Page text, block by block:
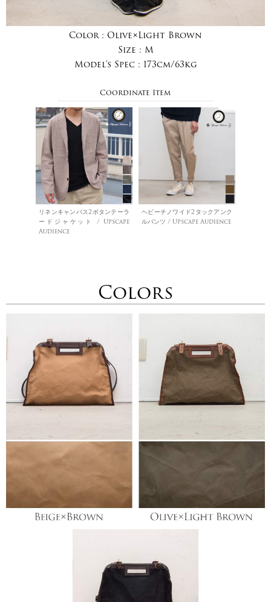
Color : Olive×Light Brown
Size : M
Model's Spec : 173cm/63kg
Coordinate Item
リネンキャンバス2ボタンテーラ
ードジャケット / Upscape
Audience
ヘビーチノワイド2タックアンク
ルパンツ / Upscape Audience
Colors